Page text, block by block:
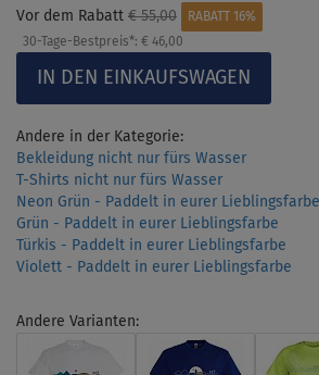
Vor dem Rabatt € 55,00
RABATT 16%
30-Tage-Bestpreis*: € 46,00
Andere in der Kategorie:
Bekleidung nicht nur fürs Wasser
T-Shirts nicht nur fürs Wasser
Neon Grün - Paddelt in eurer Lieblingsfarbe
Grün - Paddelt in eurer Lieblingsfarbe
Türkis - Paddelt in eurer Lieblingsfarbe
Violett - Paddelt in eurer Lieblingsfarbe
Andere Varianten: